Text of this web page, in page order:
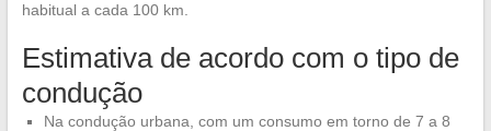
habitual a cada 100 km.
Estimativa de acordo com o tipo de
condução
Na condução urbana, com um consumo em torno de 7 a 8